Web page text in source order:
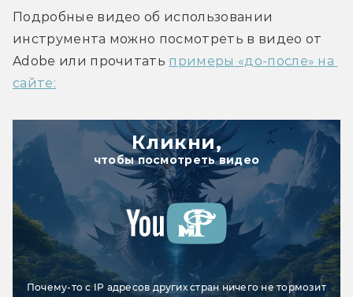
Подробные видео об использовании
инструмента можно посмотреть в видео от
Adobe или прочитать примеры «до-после» на
сайте:
Кликни,
чтобы посмотреть видео
Почему-то с IP адресов других стран ничего не тормозит